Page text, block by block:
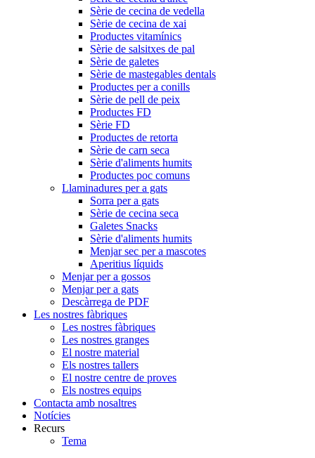
Sèrie de cecina de vedella
Sèrie de cecina de xai
Productes vitamínics
Sèrie de salsitxes de pal
Sèrie de galetes
Sèrie de mastegables dentals
Productes per a conills
Sèrie de pell de peix
Productes FD
Sèrie FD
Productes de retorta
Sèrie de carn seca
Sèrie d'aliments humits
Productes poc comuns
Llaminadures per a gats
Sorra per a gats
Sèrie de cecina seca
Galetes Snacks
Sèrie d'aliments humits
Menjar sec per a mascotes
Aperitius líquids
Menjar per a gossos
Menjar per a gats
Descàrrega de PDF
Les nostres fàbriques
Les nostres fàbriques
Les nostres granges
El nostre material
Els nostres tallers
El nostre centre de proves
Els nostres equips
Contacta amb nosaltres
Notícies
Recurs
Tema